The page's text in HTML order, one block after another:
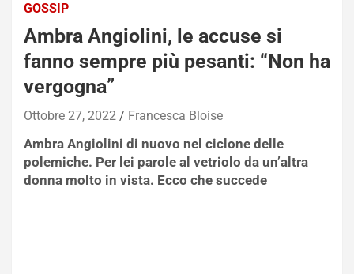
GOSSIP
Ambra Angiolini, le accuse si
fanno sempre più pesanti: “Non ha
vergogna”
Ottobre 27, 2022 Francesca Bloise
Ambra Angiolini di nuovo nel ciclone delle
polemiche. Per lei parole al vetriolo da un’altra
donna molto in vista. Ecco che succede